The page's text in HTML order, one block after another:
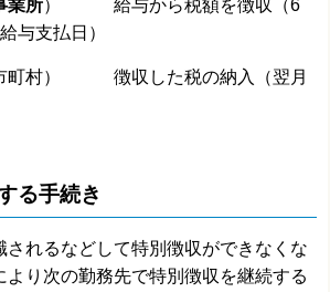
業所） 給与から税額を徴収（6
与支払日）
村） 徴収した税の納入（翌月
る手続き
れるなどして特別徴収ができなくな
より次の勤務先で特別徴収を継続する